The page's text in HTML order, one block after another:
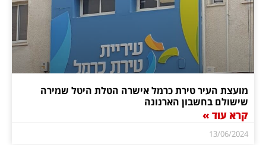
מועצת העיר טירת כרמל אישרה הטלת היטל שמירה
שישולם בחשבון הארנונה
קרא עוד »
13/06/2024